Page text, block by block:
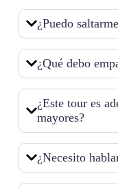
¿Puedo
¿Qué debo
¿Este tour es
mayores?
¿Necesito